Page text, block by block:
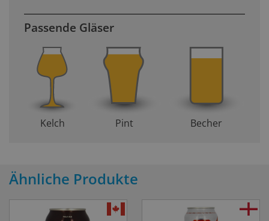
Passende Gläser
Kelch Pint Becher
Ähnliche Produkte